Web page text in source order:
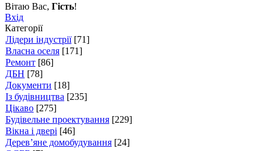
Вітаю Вас, Гість!
Вхід
Категорії
Лідери індустрії [71]
Власна оселя [171]
Ремонт [86]
ДБН [78]
Документи [18]
Із будівництва [235]
Цікаво [275]
Будівельне проектування [229]
Вікна і двері [46]
Дерев’яне домобудування [24]